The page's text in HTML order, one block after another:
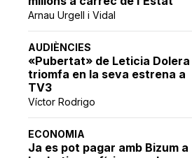
Arnau Urgell i Vidal
AUDIÈNCIES
«Pubertat» de Leticia Dolera
triomfa en la seva estrena a
TV3
Víctor Rodrigo
ECONOMIA
Ja es pot pagar amb Bizum a